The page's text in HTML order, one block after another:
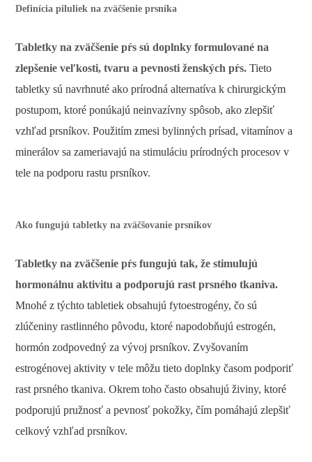
Definícia piluliek na zväčšenie prsníka
Tabletky na zväčšenie pŕs sú doplnky formulované na
zlepšenie veľkosti, tvaru a pevnosti ženských pŕs. Tieto
tabletky sú navrhnuté ako prírodná alternatíva k chirurgickým
postupom, ktoré ponúkajú neinvazívny spôsob, ako zlepšiť
vzhľad prsníkov. Použitím zmesi bylinných prísad, vitamínov a
minerálov sa zameriavajú na stimuláciu prírodných procesov v
tele na podporu rastu prsníkov.
Ako fungujú tabletky na zväčšovanie prsníkov
Tabletky na zväčšenie pŕs fungujú tak, že stimulujú
hormonálnu aktivitu a podporujú rast prsného tkaniva.
Mnohé z týchto tabletiek obsahujú fytoestrogény, čo sú
zlúčeniny rastlinného pôvodu, ktoré napodobňujú estrogén,
hormón zodpovedný za vývoj prsníkov. Zvyšovaním
estrogénovej aktivity v tele môžu tieto doplnky časom podporiť
rast prsného tkaniva. Okrem toho často obsahujú živiny, ktoré
podporujú pružnosť a pevnosť pokožky, čím pomáhajú zlepšiť
celkový vzhľad prsníkov.